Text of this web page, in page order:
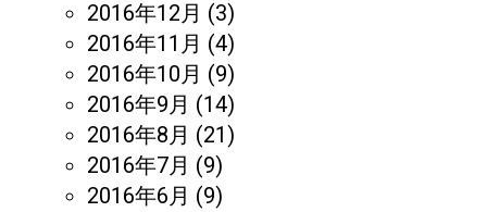
2016年12月 (3)
2016年11月 (4)
2016年10月 (9)
2016年9月 (14)
2016年8月 (21)
2016年7月 (9)
2016年6月 (9)